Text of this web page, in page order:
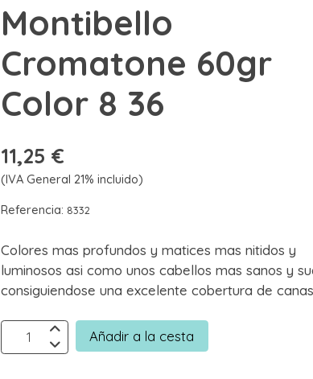
Montibello
Cromatone 60gr
Color 8 36
11,25 €
(IVA General 21% incluido)
Referencia: 8332
Colores mas profundos y matices mas nitidos y
luminosos asi como unos cabellos mas sanos y
consiguiendose una excelente cobertura de
Añadir a la cesta